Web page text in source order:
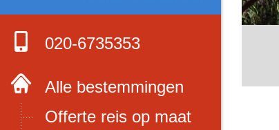
020-6735353
Alle bestemmingen
Offerte reis op maat